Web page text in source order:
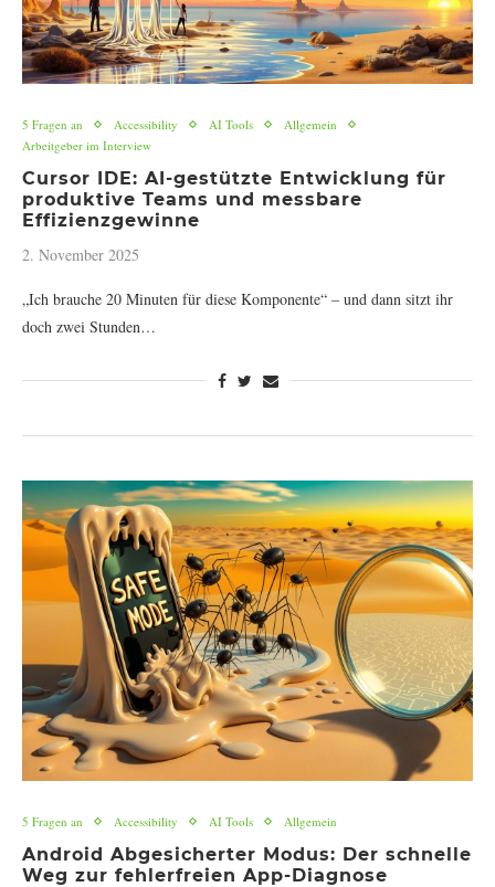
5 Fragen an Accessibility AI Tools
Allgemein
Arbeitgeber im Interview
Cursor IDE: AI-gestützte Entwicklung für
produktive Teams und messbare
Effizienzgewinne
2. November 2025
„Ich brauche 20 Minuten für diese Komponente“ – und dann sitzt ihr
doch zwei Stunden…
5 Fragen an Accessibility AI Tools Allgemein
Android Abgesicherter Modus: Der schnelle
Weg zur fehlerfreien App-Diagnose